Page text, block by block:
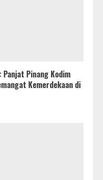
Pinang Kodim
Kemerdekaan di